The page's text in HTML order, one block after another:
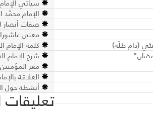
سيأتي
الإمام محمّد
صفات أنصار
معنى
(دام ظلّه)
كلمة الإمام
شرح الإمام
معز
العلاقة
أنشطة حول
تعليقات